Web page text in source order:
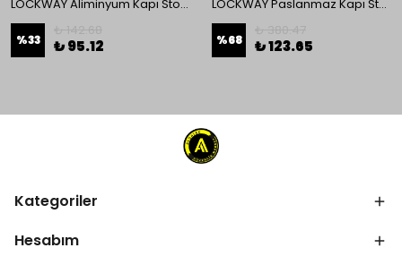
LOCKWAY Aliminyum Kapı Stoperi
%33 ₺ 95.12
LOCKWAY Paslanmaz Kapı Stoperi
%68 ₺ 123.65
Kategoriler
Hesabım